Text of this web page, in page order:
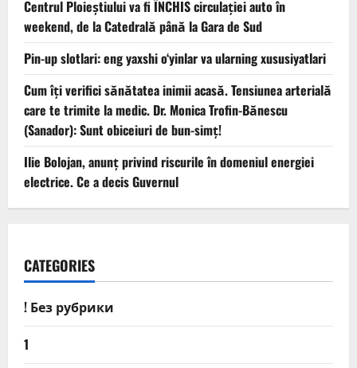
Centrul Ploieștiului va fi ÎNCHIS circulației auto în
weekend, de la Catedrală până la Gara de Sud
Pin-up slotlari: eng yaxshi o‘yinlar va ularning xususiyatlari
Cum îți verifici sănătatea inimii acasă. Tensiunea arterială
care te trimite la medic. Dr. Monica Trofin-Bănescu
(Sanador): Sunt obiceiuri de bun-simț!
Ilie Bolojan, anunț privind riscurile în domeniul energiei
electrice. Ce a decis Guvernul
CATEGORIES
! Без рубрики
1